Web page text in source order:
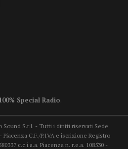
Special Radio.
Sound S.r.l. - Tutti i diritti riservati Sede
Piacenza C.F./P.IVA e iscrizione Registro
c.c.i.a.a. Piacenza n. r.e.a. 108530 -